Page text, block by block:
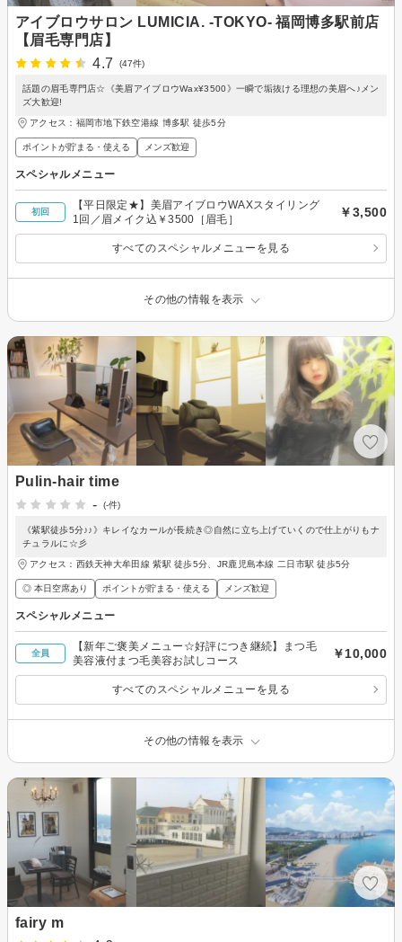
アイブロウサロン LUMICIA. -TOKYO- 福岡博多駅前店
【眉毛専門店】
4.7
(47件)
話題の眉毛専門店☆《美眉アイブロウWax¥3500》一瞬で垢抜ける理想の美眉へ♪メン
ズ大歓迎!
アクセス：福岡市地下鉄空港線 博多駅 徒歩5分
ポイントが貯まる・使える メンズ歓迎
スペシャルメニュー
初回
【平日限定★】美眉アイブロウWAXスタイリング
1回／眉メイク込￥3500［眉毛］
￥3,500
すべてのスペシャルメニューを見る
その他の情報を表示
Pulin-hair time
-
(-件)
《紫駅徒歩5分♪♪》キレイなカールが長続き◎自然に立ち上げていくので仕上がりもナ
チュラルに☆彡
アクセス：西鉄天神大牟田線 紫駅 徒歩5分、JR鹿児島本線 二日市駅 徒歩5分
◎ 本日空席あり ポイントが貯まる・使える メンズ歓迎
スペシャルメニュー
全員
【新年ご褒美メニュー☆好評につき継続】まつ毛
美容液付まつ毛美容お試しコース
￥10,000
すべてのスペシャルメニューを見る
その他の情報を表示
fairy m